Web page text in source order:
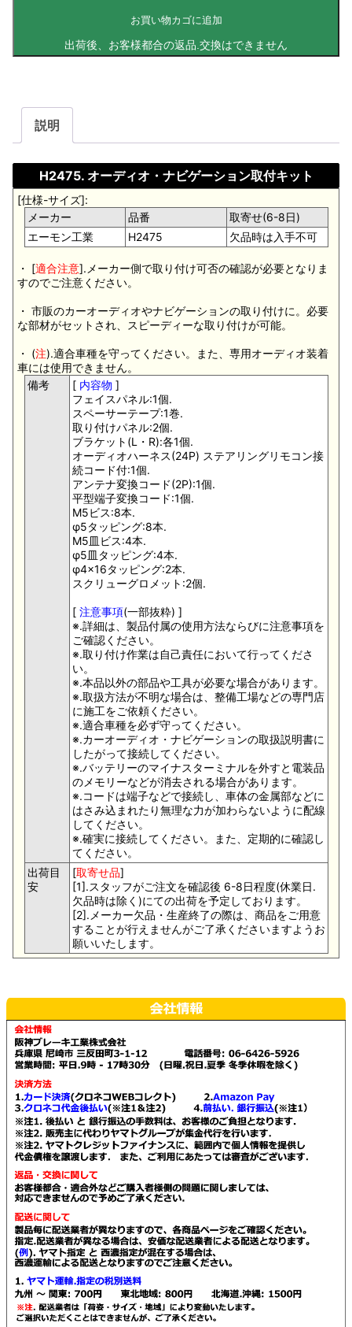
お買い物カゴに追加
説明
H2475. オーディオ・ナビゲーション取付キット
[仕様-サイズ]:
メーカー
品番
取寄せ(6-8日)
エーモン工業
H2475 欠品時は入手不可
・ [適合注意].メーカー側で取り付け可否の確認が必要となりま
すのでご注意ください。
・ 市販のカーオーディオやナビゲーションの取り付けに。必要
な部材がセットされ、スピーディーな取り付けが可能。
・ (注).適合車種を守ってください。また、専用オーディオ装着
車には使用できません。
備考
[ 内容物 ]
フェイスパネル:1個.
スペーサーテープ:1巻.
取り付けパネル:2個.
ブラケット(L・R):各1個.
オーディオハーネス(24P) ステアリングリモコン接
続コード付:1個.
アンテナ変換コード(2P):1個.
平型端子変換コード:1個.
M5ビス:8本.
φ5タッピング:8本.
M5皿ビス:4本.
φ5皿タッピング:4本.
φ4×16タッピング:2本.
スクリューグロメット:2個.
[ 注意事項(一部抜粋) ]
※.詳細は、製品付属の使用方法ならびに注意事項を
ご確認ください。
※.取り付け作業は自己責任において行ってくださ
い。
※.本品以外の部品や工具が必要な場合があります。
※.取扱方法が不明な場合は、整備工場などの専門店
に施工をご依頼ください。
※.適合車種を必ず守ってください。
※.カーオーディオ・ナビゲーションの取扱説明書に
したがって接続してください。
※.バッテリーのマイナスターミナルを外すと電装品
のメモリーなどが消去される場合があります。
※.コードは端子などで接続し、車体の金属部などに
はさみ込まれたり無理な力が加わらないように配線
してください。
※.確実に接続してください。また、定期的に確認し
てください。
出荷目
安
[取寄せ品]
[1].スタッフがご注文を確認後 6-8日程度(休業日.
欠品時は除く)にての出荷を予定しております。
[2].メーカー欠品・生産終了の際は、商品をご用意
することが行えませんがご了承くださいますようお
願いいたします。